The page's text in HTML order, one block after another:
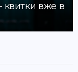
квитки вже в